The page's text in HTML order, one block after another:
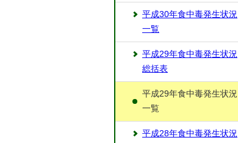
平成30年食中毒発生状況
一覧
平成29年食中毒発生状況
総括表
平成29年食中毒発生状況
一覧
平成28年食中毒発生状況